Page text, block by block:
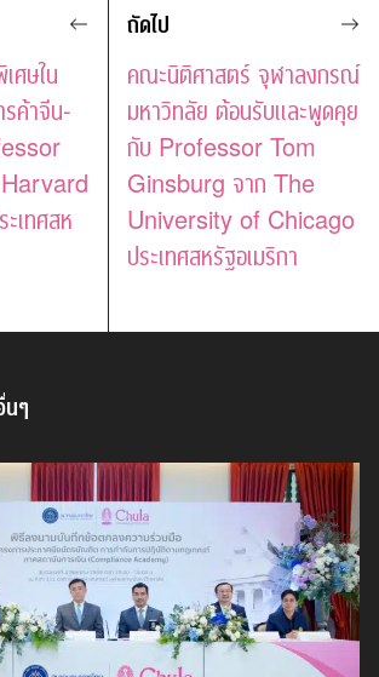
ศษใน
รค้าจีน-
เทศสห
ถัดไป
คณะนิติศาสตร์ จุฬาลงกรณ์
มหาวิทลัย ต้อนรับและพูดคุย
กับ Professor Tom
Ginsburg จาก The
University of Chicago
ประเทศสหรัฐอเมริกา
นๆ